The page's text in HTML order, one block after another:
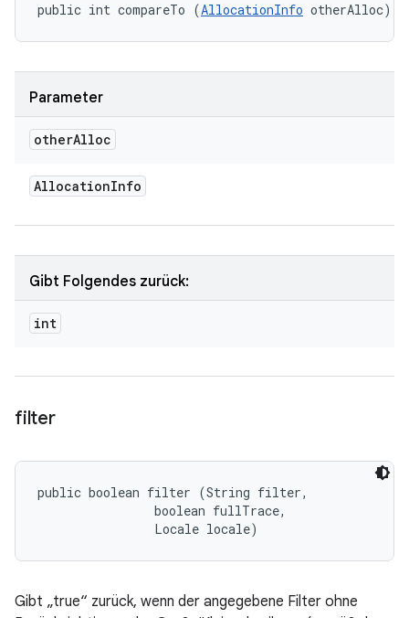
public int compareTo (AllocationInfo otherAlloc)
Parameter
otherAlloc
AllocationInfo
Gibt Folgendes zurück:
int
filter
public boolean filter (String filter,
                boolean fullTrace,
                Locale locale)
Gibt „true“ zurück, wenn der angegebene Filter ohne